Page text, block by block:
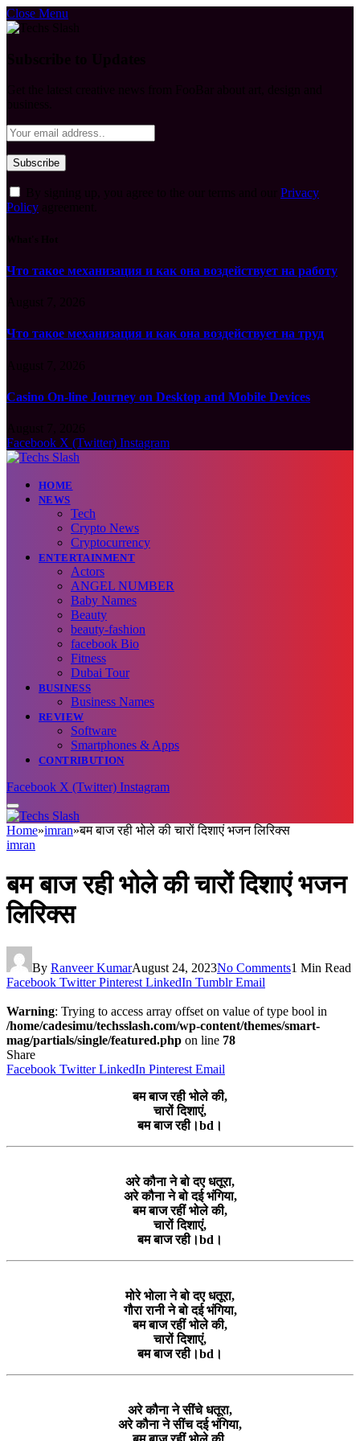
Close Menu
Privacy
Policy
Что такое механизация и как она воздействует на работу
Что такое механизация и как она воздействует на труд
Casino On-line Journey on Desktop and Mobile Devices
Facebook X (Twitter) Instagram
HOME
NEWS
Tech
Crypto News
Cryptocurrency
ENTERTAINMENT
Actors
ANGEL NUMBER
Baby Names
Beauty
beauty-fashion
facebook Bio
Fitness
Dubai Tour
BUSINESS
Business Names
REVIEW
Software
Smartphones & Apps
CONTRIBUTION
Facebook X (Twitter) Instagram
Home»imran»बम बाज रही भोले की चारों दिशाएं भजन लिरिक्स
imran
बम बाज रही भोले की चारों दिशाएं भजन
लिरिक्स
By Ranveer KumarAugust 24, 2023No Comments1 Min Read
Facebook Twitter Pinterest LinkedIn Tumblr Email
Warning: Trying to access array offset on value of type bool in
/home/cadesimu/techsslash.com/wp-content/themes/smart-
mag/partials/single/featured.php on line 78
Share
Facebook Twitter LinkedIn Pinterest Email
बम बाज रही भोले की,
चारों दिशाएं,
बम बाज रही।bd।
अरे कौना ने बो दए धतूरा,
अरे कौना ने बो दई भंगिया,
बम बाज रहीं भोले की,
चारों दिशाएं,
बम बाज रही।bd।
मोरे भोला ने बो दए धतूरा,
गौरा रानी ने बो दई भंगिया,
बम बाज रहीं भोले की,
चारों दिशाएं,
बम बाज रही।bd।
अरे कौना ने सींचे धतूरा,
अरे कौना ने सींच दई भंगिया,